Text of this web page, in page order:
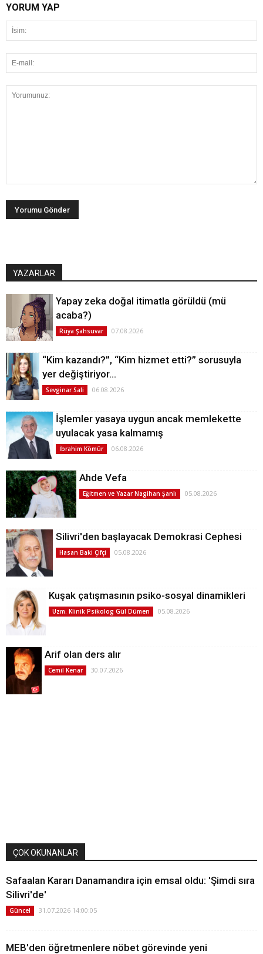
YORUM YAP
YAZARLAR
Yapay zeka doğal itimatla görüldü (mü
acaba?)
Rüya Şahsuvar 07.08.2026
“Kim kazandı?”, “Kim hizmet etti?” sorusuyla
yer değiştiriyor…
Sevginar Sali 06.08.2026
İşlemler yasaya uygun ancak memlekette
uyulacak yasa kalmamış
İbrahim Kömür 06.08.2026
Ahde Vefa
Eğitmen ve Yazar Nagihan Şanlı 05.08.2026
Silivri'den başlayacak Demokrasi Cephesi
Hasan Baki Çifçi 05.08.2026
Kuşak çatışmasının psiko-sosyal dinamikleri
Uzm. Klinik Psikolog Gül Dümen 05.08.2026
Arif olan ders alır
Cemil Kenar 30.07.2026
ÇOK OKUNANLAR
Safaalan Kararı Danamandıra için emsal oldu: 'Şimdi sıra
Silivri'de'
Güncel 31.07.2026 14:00:05
MEB'den öğretmenlere nöbet görevinde yeni